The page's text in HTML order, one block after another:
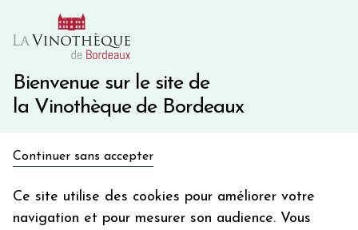
Bienvenue sur le site de
la Vinothèque de Bordeaux
Continuer sans accepter
Ce site utilise des cookies pour améliorer votre
navigation et pour mesurer son audience. Vous
10€ de remise immédiate sur votre première commande
Une question ?
Champagne LOUIS ROEDERER - Cristal coffret
en bon d'achat
Votre